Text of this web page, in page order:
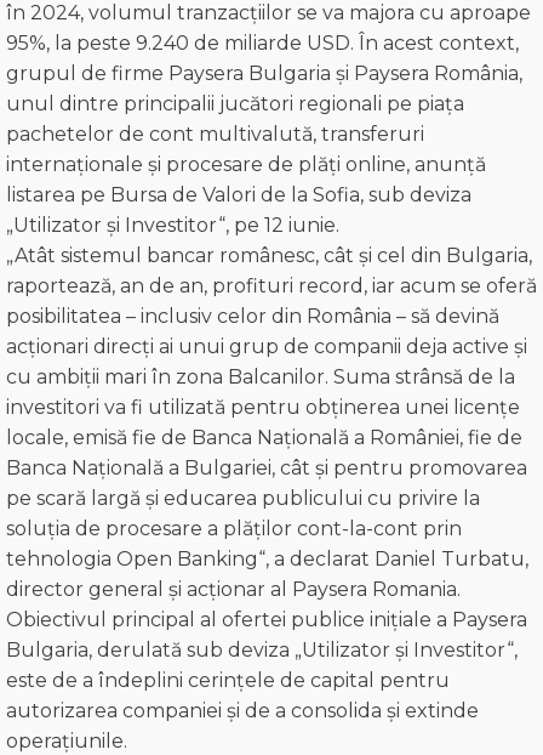
în 2024, volumul tranzacțiilor se va majora cu aproape
95%, la peste 9.240 de miliarde USD. În acest context,
grupul de firme Paysera Bulgaria și Paysera România,
unul dintre principalii jucători regionali pe piața
pachetelor de cont multivalută, transferuri
internaționale și procesare de plăți online, anunță
listarea pe Bursa de Valori de la Sofia, sub deviza
„Utilizator și Investitor“, pe 12 iunie.
„Atât sistemul bancar românesc, cât și cel din Bulgaria,
raportează, an de an, profituri record, iar acum se oferă
posibilitatea – inclusiv celor din România – să devină
acționari direcți ai unui grup de companii deja active și
cu ambiții mari în zona Balcanilor. Suma strânsă de la
investitori va fi utilizată pentru obținerea unei licențe
locale, emisă fie de Banca Națională a României, fie de
Banca Națională a Bulgariei, cât și pentru promovarea
pe scară largă și educarea publicului cu privire la
soluția de procesare a plăților cont-la-cont prin
tehnologia Open Banking“, a declarat Daniel Turbatu,
director general și acționar al Paysera Romania.
Obiectivul principal al ofertei publice inițiale a Paysera
Bulgaria, derulată sub deviza „Utilizator și Investitor“,
este de a îndeplini cerințele de capital pentru
autorizarea companiei și de a consolida și extinde
operațiunile.